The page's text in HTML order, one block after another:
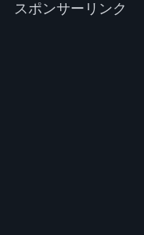
スポンサーリンク